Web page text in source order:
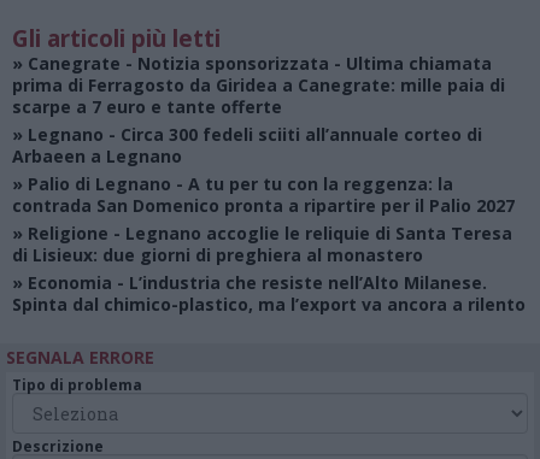
Gli articoli più letti
» Canegrate - Notizia sponsorizzata - Ultima chiamata
prima di Ferragosto da Giridea a Canegrate: mille paia di
scarpe a 7 euro e tante offerte
» Legnano - Circa 300 fedeli sciiti all’annuale corteo di
Arbaeen a Legnano
» Palio di Legnano - A tu per tu con la reggenza: la
contrada San Domenico pronta a ripartire per il Palio 2027
» Religione - Legnano accoglie le reliquie di Santa Teresa
di Lisieux: due giorni di preghiera al monastero
» Economia - L’industria che resiste nell’Alto Milanese.
Spinta dal chimico-plastico, ma l’export va ancora a rilento
SEGNALA ERRORE
Tipo di problema
Descrizione